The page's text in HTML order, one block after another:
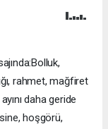
rahmet, mağfiret
daha geride
hoşgörü,